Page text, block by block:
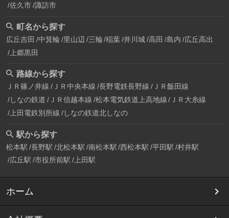
佐久市 諏訪市
町名から探す
広丘吉田 中箕輪 里山辺 三輪 稲葉 井川城 高田 島内 広丘高出
上郷黒田
路線から探す
ＪＲ篠ノ井線 ＪＲ中央本線 長野電鉄長野線 ＪＲ飯田線
しなの鉄道 ＪＲ信越本線 松本電気鉄道上高地線
ＪＲ大糸線
上田電鉄別所線 しなの鉄道北しなの
駅から探す
松本駅 長野駅 北松本駅 南松本駅 西松本駅 平田駅 村井駅
広丘駅 市役所前駅 上田駅
ホーム